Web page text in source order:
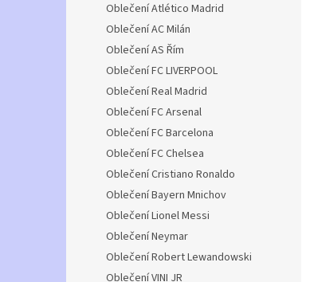
Oblečení Atlético Madrid
Oblečení AC Milán
Oblečení AS Řím
Oblečení FC LIVERPOOL
Oblečení Real Madrid
Oblečení FC Arsenal
Oblečení FC Barcelona
Oblečení FC Chelsea
Oblečení Cristiano Ronaldo
Oblečení Bayern Mnichov
Oblečení Lionel Messi
Oblečení Neymar
Oblečení Robert Lewandowski
Oblečení VINI JR